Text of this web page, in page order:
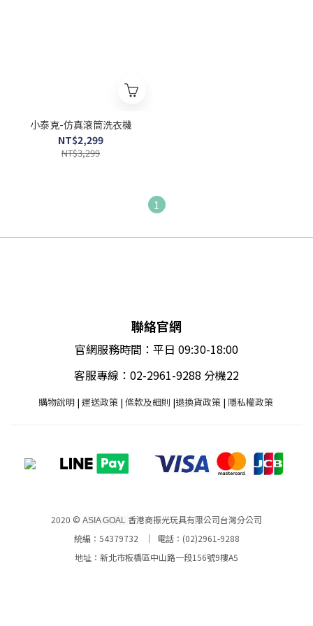
小泰克-仿真滾筒洗衣機
NT$2,299
NT$3,299
1
聯絡官網
官網服務時間：平日 09:30-18:00
客服專線：02-2961-9288 分機22
購物說明| 運送政策 | 條款及細則 |退換貨政策| 隱私權政策
2020 © ASIA GOAL 香港商振光玩具有限公司台灣分公司
統編：54379732 ｜ 電話：(02)2961-9288
地址：新北市板橋區中山路一段156號9樓A5